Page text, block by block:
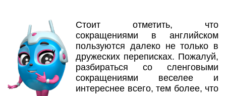
Стоит отметить, что
сокращениями в английском
пользуются далеко не только в
дружеских переписках. Пожалуй,
разбираться со сленговыми
сокращениями веселее и
интереснее всего, тем более, что